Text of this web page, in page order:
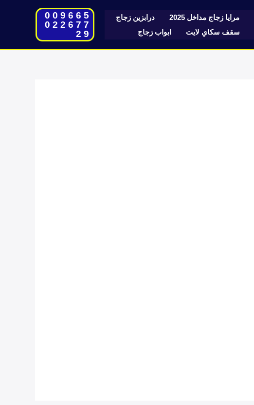
مرايا زجاج مداخل 2025
درابزين زجاج
سقف سكاي لايت ابواب زجاج
009665
022677
29